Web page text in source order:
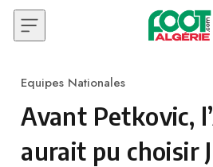
Skip to content
Category
Equipes Nationales
Avant Petkovic,
aurait pu choisir